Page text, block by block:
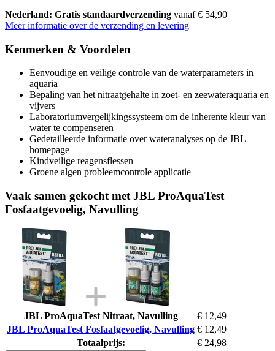
Nederland: Gratis standaardverzending vanaf € 54,90
Meer informatie over de verzending en levering
Kenmerken & Voordelen
Eenvoudige en veilige controle van de waterparameters in
aquaria
Bepaling van het nitraatgehalte in zoet- en zeewateraquaria en
vijvers
Laboratoriumvergelijkingssysteem om de inherente kleur van
water te compenseren
Gedetailleerde informatie over wateranalyses op de JBL
homepage
Kindveilige reagensflessen
Groene algen probleemcontrole applicatie
Vaak samen gekocht met JBL ProAquaTest
Fosfaatgevoelig, Navulling
JBL ProAquaTest Nitraat, Navulling
€ 12,49
JBL ProAquaTest Fosfaatgevoelig, Navulling € 12,49
Totaalprijs:
€ 24,98